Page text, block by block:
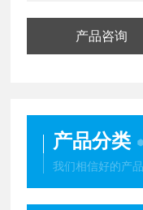
产品咨询
产品分类
我们相信好的产